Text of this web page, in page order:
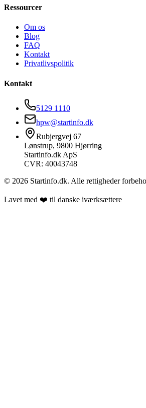
Ressourcer
Om os
Blog
FAQ
Kontakt
Privatlivspolitik
Kontakt
5129 1110
hpw@startinfo.dk
Rubjergvej 67
Lønstrup, 9800 Hjørring
Startinfo.dk ApS
CVR: 40043748
© 2026 Startinfo.dk. Alle rettigheder
Lavet med ❤️ til danske iværksættere